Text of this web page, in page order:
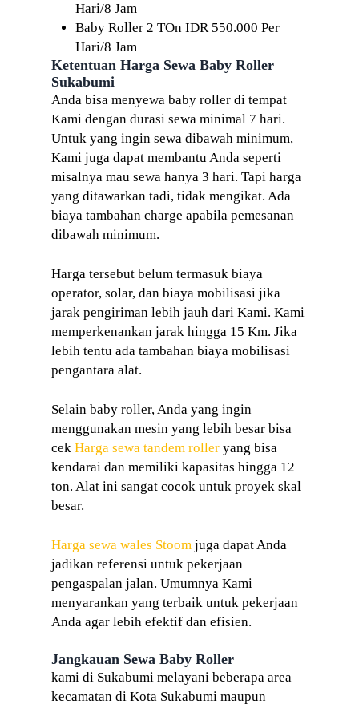
Hari/8 Jam
Baby Roller 2 TOn IDR 550.000 Per
Hari/8 Jam
Ketentuan Harga Sewa Baby Roller
Sukabumi
Anda bisa menyewa baby roller di tempat
Kami dengan durasi sewa minimal 7 hari.
Untuk yang ingin sewa dibawah minimum,
Kami juga dapat membantu Anda seperti
misalnya mau sewa hanya 3 hari. Tapi harga
yang ditawarkan tadi, tidak mengikat. Ada
biaya tambahan charge apabila pemesanan
dibawah minimum.
Harga tersebut belum termasuk biaya
operator, solar, dan biaya mobilisasi jika
jarak pengiriman lebih jauh dari Kami. Kami
memperkenankan jarak hingga 15 Km. Jika
lebih tentu ada tambahan biaya mobilisasi
pengantara alat.
Selain baby roller, Anda yang ingin
menggunakan mesin yang lebih besar bisa
cek Harga sewa tandem roller yang bisa
kendarai dan memiliki kapasitas hingga 12
ton. Alat ini sangat cocok untuk proyek skal
besar.
Harga sewa wales Stoom juga dapat Anda
jadikan referensi untuk pekerjaan
pengaspalan jalan. Umumnya Kami
menyarankan yang terbaik untuk pekerjaan
Anda agar lebih efektif dan efisien.
Jangkauan Sewa Baby Roller
kami di Sukabumi melayani beberapa area
kecamatan di Kota Sukabumi maupun